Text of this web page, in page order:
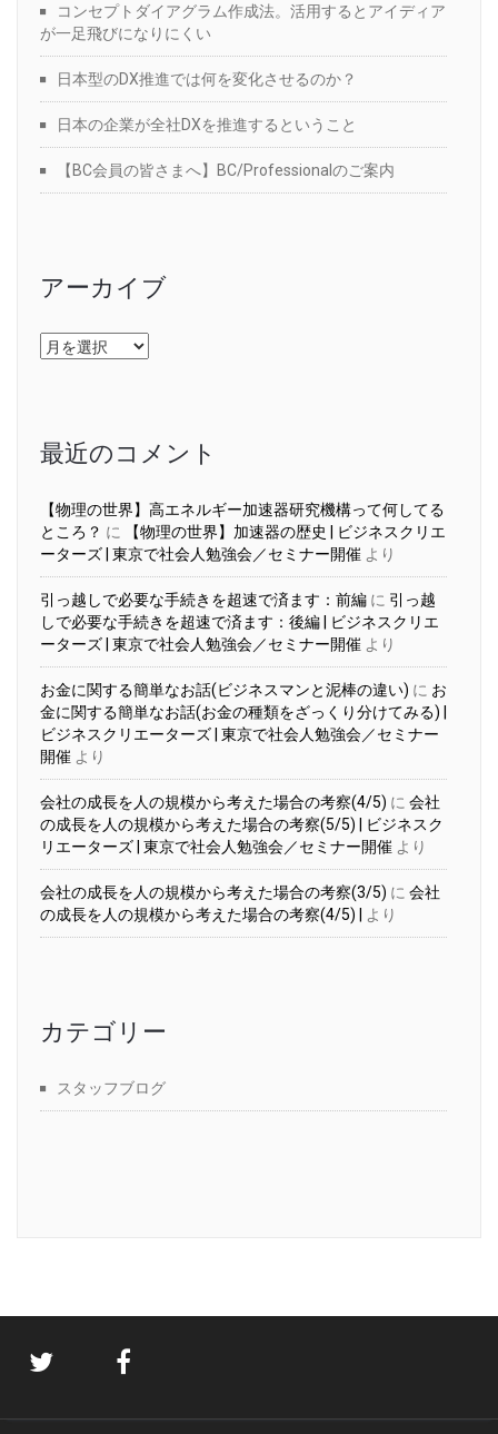
コンセプトダイアグラム作成法。活用するとアイディア
が一足飛びになりにくい
日本型のDX推進では何を変化させるのか？
日本の企業が全社DXを推進するということ
【BC会員の皆さまへ】BC/Professionalのご案内
アーカイブ
ア
ー
最近のコメント
【物理の世界】高エネルギー加速器研究機構って何してる
ところ？ に
【物理の世界】加速器の歴史 | ビジネスクリエ
ーターズ | 東京で社会人勉強会／セミナー開催 より
引っ越しで必要な手続きを超速で済ます：前編 に 引っ越
しで必要な手続きを超速で済ます：後編 | ビジネスクリエ
ーターズ | 東京で社会人勉強会／セミナー開催 より
お金に関する簡単なお話(ビジネスマンと泥棒の違い) に お
金に関する簡単なお話(お金の種類をざっくり分けてみる) |
ビジネスクリエーターズ | 東京で社会人勉強会／セミナー
開催 より
会社の成長を人の規模から考えた場合の考察(4/5) に 会社
の成長を人の規模から考えた場合の考察(5/5) | ビジネスク
リエーターズ | 東京で社会人勉強会／セミナー開催 より
会社の成長を人の規模から考えた場合の考察(3/5) に 会社
の成長を人の規模から考えた場合の考察(4/5) |
より
カテゴリー
スタッフブログ